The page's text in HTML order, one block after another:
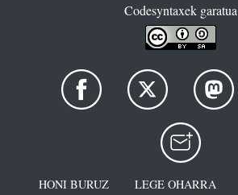
Codesyntaxek garatua
HONI BURUZ LEGE OHARRA